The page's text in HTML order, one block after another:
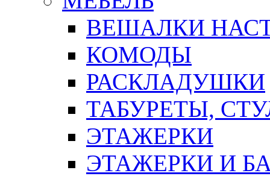
ВЕШАЛКИ
КОМОДЫ
РАСКЛАДУШКИ
ТАБУРЕТЫ,
ЭТАЖЕРКИ
ЭТАЖЕРКИ И